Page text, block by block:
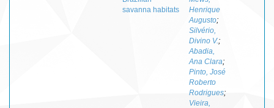
savanna habitats
Henrique
Augusto;
Silvério,
Divino V.;
Abadia,
Ana Clara;
Pinto, José
Roberto
Rodrigues;
Vieira,